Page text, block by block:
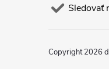
Sledovať
Copyright 2026